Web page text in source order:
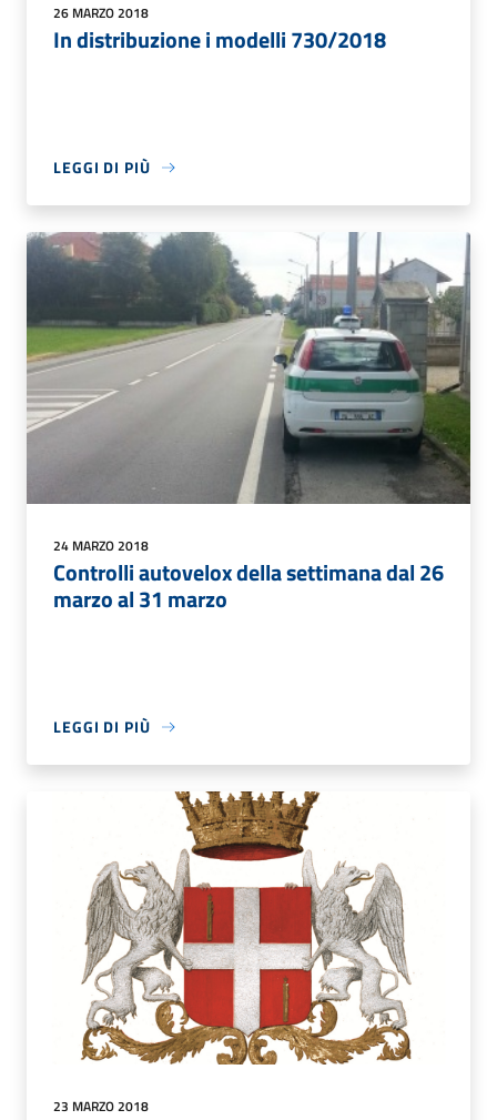
26 MARZO 2018
In distribuzione i modelli 730/2018
LEGGI DI PIÙ
24 MARZO 2018
Controlli autovelox della settimana dal 26
marzo al 31 marzo
LEGGI DI PIÙ
23 MARZO 2018